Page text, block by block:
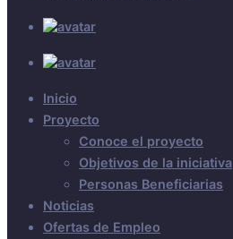
Inicio
Proyecto
Conoce el proyecto
Objetivos de la iniciativa
Personas Beneficiarias
Noticias
Ofertas de Empleo